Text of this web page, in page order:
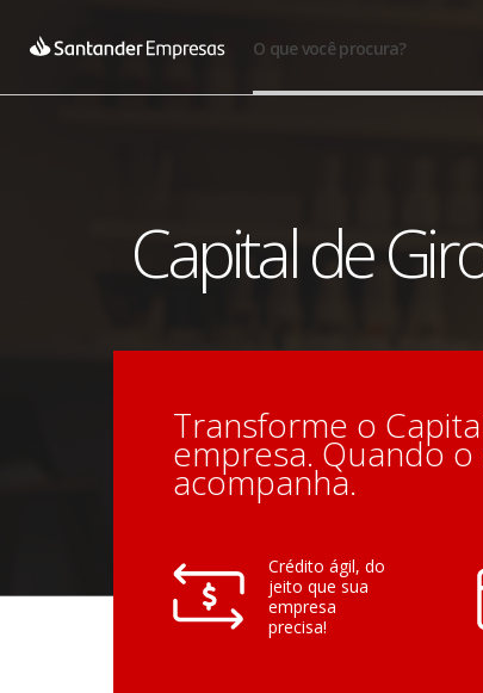
O que você procura?
Capital de
Transforme o
empresa. Quando o
acompanha.
Crédito ágil, do
jeito que sua
empresa
precisa!